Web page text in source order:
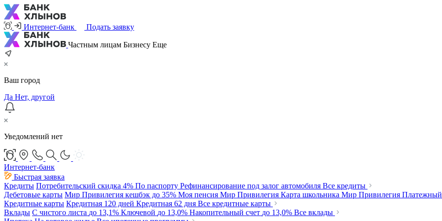
Интернет-банк Подать заявку
Частным лицам Бизнесу Еще
Ваш город
Да Нет, другой
Уведомлений нет
Интернет-банк
Быстрая заявка
Кредиты Потребительский скидка 4% По паспорту Рефинансирование под залог автомобиля Все кредиты
Дебетовые карты Мир Привилегия кешбэк до 35% Моя пенсия Мир Привилегия Карта школьника Мир Привилегия
Кредитные карты Кредитная 120 дней Кредитная 62 дня Все кредитные карты
Вклады С чистого листа до 13,1% Ключевой до 13,0% Накопительный счет до 13,0% Все вклады